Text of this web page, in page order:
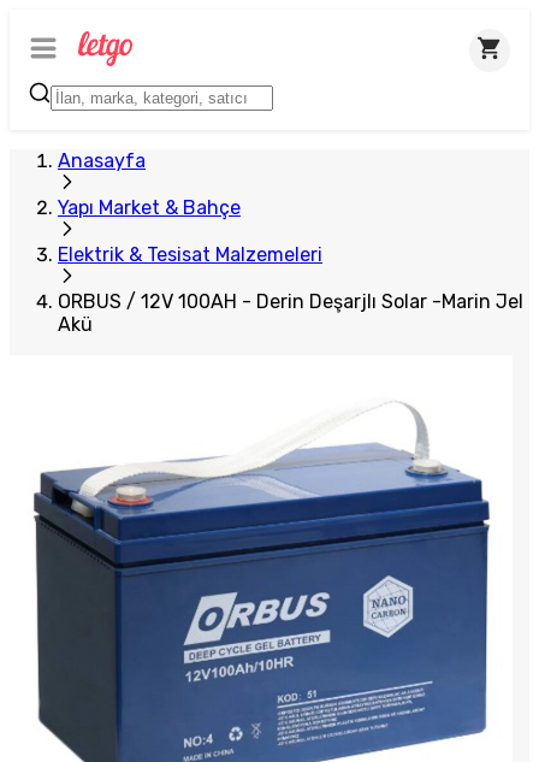
Anasayfa
Yapı Market & Bahçe
Elektrik & Tesisat Malzemeleri
ORBUS / 12V 100AH - Derin Deşarjlı Solar -Marin Jel
Akü